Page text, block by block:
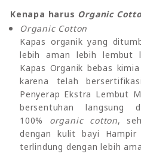
Kenapa harus Organic
Organic Cotton
Kapas organik yang
lebih aman lebih lembut
Kapas Organik bebas
karena telah
Penyerap Ekstra Lembut
bersentuhan
100% organic cotton,
dengan kulit bayi
terlindung dengan lebih